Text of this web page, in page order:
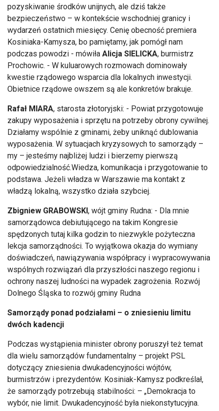
pozyskiwanie środków unijnych, ale dziś także
bezpieczeństwo – w kontekście wschodniej granicy i
wydarzeń ostatnich miesięcy. Cenię obecność premiera
Kosiniaka-Kamysza, bo pamiętamy, jak pomógł nam
podczas powodzi - mówiła Alicja SIELICKA, burmistrz
Prochowic. - W kuluarowych rozmowach dominowały
kwestie rządowego wsparcia dla lokalnych inwestycji.
Obietnice rządowe owszem są ale konkretów brakuje.
Rafał MIARA, starosta złotoryjski: - Powiat przygotowuje
zakupy wyposażenia i sprzętu na potrzeby obrony cywilnej.
Działamy wspólnie z gminami, żeby uniknąć dublowania
wyposażenia. W sytuacjach kryzysowych to samorządy –
my – jesteśmy najbliżej ludzi i bierzemy pierwszą
odpowiedzialność.Wiedza, komunikacja i przygotowanie to
podstawa. Jeżeli władza w Warszawie ma kontakt z
władzą lokalną, wszystko działa szybciej.
Zbigniew GRABOWSKI, wójt gminy Rudna: - Dla mnie
samorządowca debiutującego na takim Kongresie
spędzonych tutaj kilka godzin to niezwykle pożyteczna
lekcja samorządności. To wyjątkowa okazja do wymiany
doświadczeń, nawiązywania współpracy i wypracowywania
wspólnych rozwiązań dla przyszłości naszego regionu i
ochrony naszej ludności na wypadek zagrożenia. Rozwój
Dolnego Śląska to rozwój gminy Rudna
Samorządy ponad podziałami – o zniesieniu limitu
dwóch kadencji
Podczas wystąpienia minister obrony poruszył też temat
dla wielu samorządów fundamentalny – projekt PSL
dotyczący zniesienia dwukadencyjności wójtów,
burmistrzów i prezydentów. Kosiniak-Kamysz podkreślał,
że samorządy potrzebują stabilności: – „Demokracja to
wybór, nie limit. Dwukadencyjność była niekonstytucyjna.